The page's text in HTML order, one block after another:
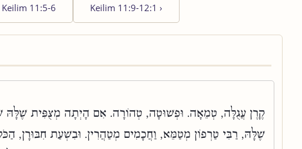
Keilim 11:5-6 Keilim 11:9-12:1 ›
קֶרֶן עֲגֻלָּה, טְמֵאָה. וּפְשׁוּטָה, טְהוֹרָה. אִם הָיְתָה מְצֻפִּית
שֶׁלָּהּ, רַבִּי טַרְפוֹן מְטַמֵּא, וַחֲכָמִים מְטַהֲרִין. וּבִשְׁעַת חִבּוּרָן,